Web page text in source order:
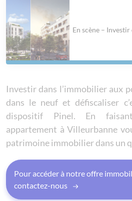
En scène – Investir
Investir dans l’immobilier aux
dans le neuf et défiscaliser
dispositif Pinel. En
appartement à Villeurbanne
patrimoine immobilier dans un
Pour accéder à notre offre
contactez-nous